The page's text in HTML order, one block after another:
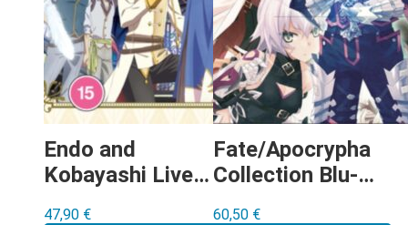
Endo and
Kobayashi Live!
47,90 €
Fate/Apocrypha
Collection Blu-
60,50 €